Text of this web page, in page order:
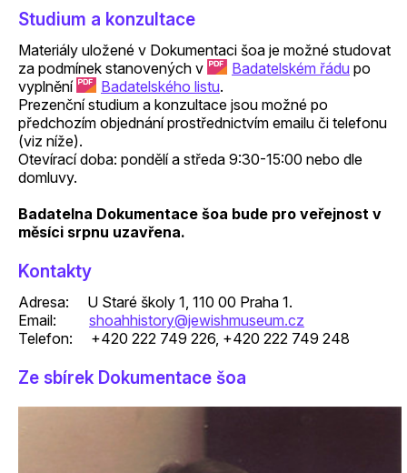
Studium a konzultace
Materiály uložené v Dokumentaci šoa je možné studovat
za podmínek stanovených v
Badatelském řádu po
vyplnění
Badatelského listu.
Prezenční studium a konzultace jsou možné po
předchozím objednání prostřednictvím emailu či telefonu
(viz níže).
Otevírací doba: pondělí a středa 9:30-15:00 nebo dle
domluvy.
Badatelna Dokumentace šoa bude pro veřejnost v
měsíci srpnu uzavřena.
Kontakty
Adresa: U Staré školy 1, 110 00 Praha 1.
Email: shoahhistory@jewishmuseum.cz
Telefon: +420 222 749 226, +420 222 749 248
Ze sbírek Dokumentace šoa